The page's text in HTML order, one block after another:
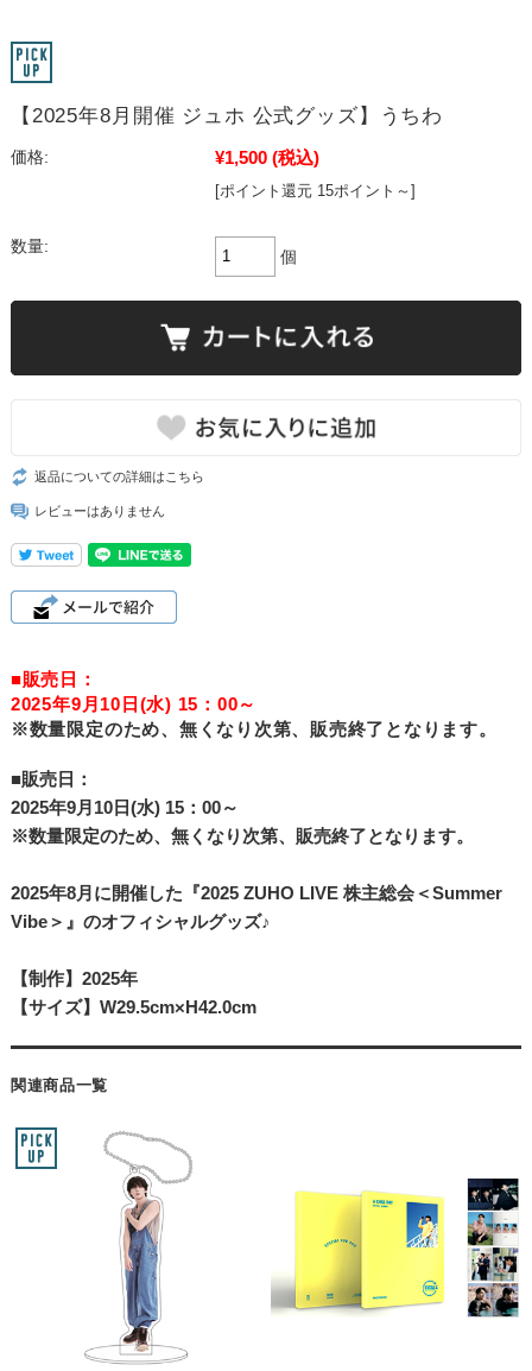
【2025年8月開催 ジュホ 公式グッズ】うちわ
価格: ¥1,500 (税込)
[ポイント還元 15ポイント～]
数量:
個
返品についての詳細はこちら
レビューはありません
■販売日：
2025年9月10日(水) 15：00～
※数量限定のため、無くなり次第、販売終了となります。
■販売日：
2025年9月10日(水) 15：00～
※数量限定のため、無くなり次第、販売終了となります。
2025年8月に開催した『2025 ZUHO LIVE 株主総会＜Summer
Vibe＞』のオフィシャルグッズ♪
【制作】2025年
【サイズ】W29.5cm×H42.0cm
関連商品一覧